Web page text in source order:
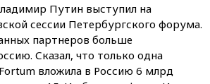
Путин выступил на
сессии Петербургского форума.
партнеров больше
Сказал, что только одна
вложила в Россию 6 млрд